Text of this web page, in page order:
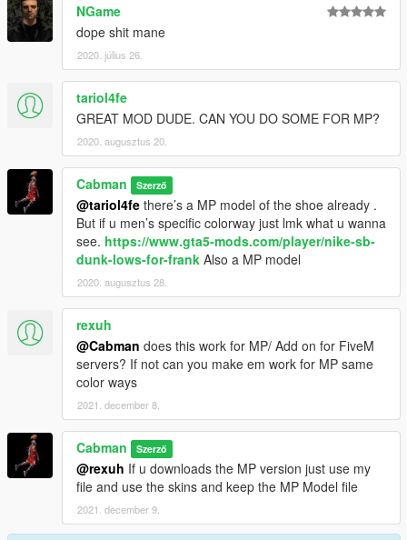
NGame
dope shit mane
2020. július 26.
tariol4fe
GREAT MOD DUDE. CAN YOU DO SOME FOR MP?
2020. augusztus 20.
Cabman Szerző
@tariol4fe there’s a MP model of the shoe already .
But if u men’s specific colorway just lmk what u wanna
see. https://www.gta5-mods.com/player/nike-sb-
dunk-lows-for-frank Also a MP model
2020. augusztus 28.
rexuh
@Cabman does this work for MP/ Add on for FiveM
servers? If not can you make em work for MP same
color ways
2021. december 8.
Cabman Szerző
@rexuh If u downloads the MP version just use my
file and use the skins and keep the MP Model file
2021. december 9.